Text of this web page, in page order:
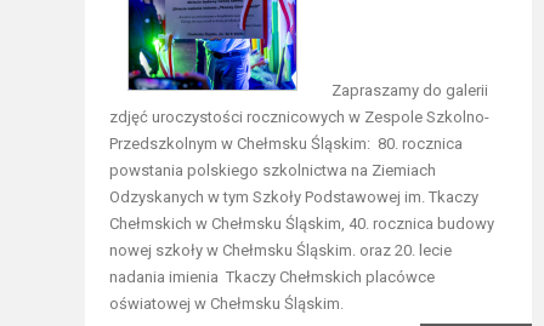
Zapraszamy do galerii
zdjęć uroczystości rocznicowych w Zespole Szkolno-
Przedszkolnym w Chełmsku Śląskim: 80. rocznica
powstania polskiego szkolnictwa na Ziemiach
Odzyskanych w tym Szkoły Podstawowej im. Tkaczy
Chełmskich w Chełmsku Śląskim, 40. rocznica budowy
nowej szkoły w Chełmsku Śląskim. oraz 20. lecie
nadania imienia Tkaczy Chełmskich placówce
oświatowej w Chełmsku Śląskim.